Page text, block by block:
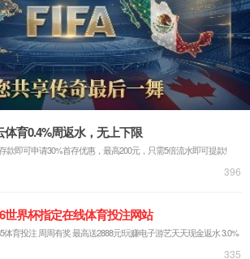
XML 地图